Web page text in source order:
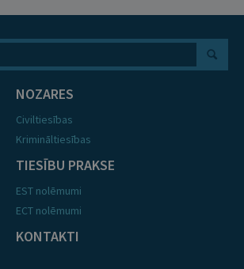
NOZARES
Civiltiesības
Krimināltiesības
TIESĪBU PRAKSE
EST nolēmumi
ECT nolēmumi
KONTAKTI